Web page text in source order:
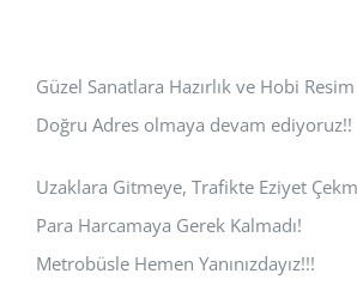
Güzel Sanatlara Hazırlık ve Hobi
Doğru Adres olmaya devam ediyoruz!!
Uzaklara Gitmeye, Trafikte Eziyet
Para Harcamaya Gerek Kalmadı!
Metrobüsle Hemen Yanınızdayız!!!